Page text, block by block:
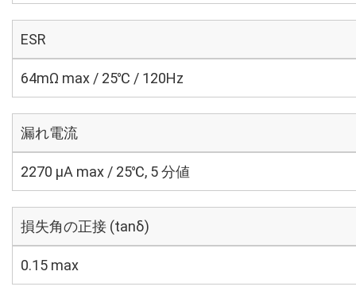
ESR
64mΩ max / 25℃ / 120Hz
漏れ電流
2270 μA max / 25℃, 5 分値
損失角の正接 (tanδ)
0.15 max